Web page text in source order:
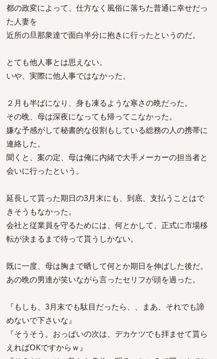
都の政変によって、仕方なく風俗に落ちた普通に幸せだっ
た人妻を
近所の旦那衆達で面白半分に抱きに行ったというのだ。
とても他人事とは思えない。
いや、実際に他人事ではなかった。
２月も半ばになり、身も凍るような寒さの晩だった。
その晩、母は深夜になっても帰ってこなかった。
嫌な予感がして秘書的な役割もしている総務の人の携帯に
連絡した。
聞くと、案の定、母は俺に内緒で大手メーカーの担当者と
会いに行ったという。
延長して貰った期日の3月末にも、到底、支払うことはで
きそうもなかった。
会社と従業員を守るためには、何とかして、正式に市場移
転が決まるまで待って貰うしかない。
既に一度、母は胸まで晒して何とか期日を伸ばした後だ。
あの晩の男達が笑いながら言ったセリフが頭を過った。
『もしも、3月末でも駄目だったら、、まあ、それでも諦
めないで下さいな』
『そうそう。おっぱいの次は、デカケツでも拝ませて貰ら
えればOKですからｗ』